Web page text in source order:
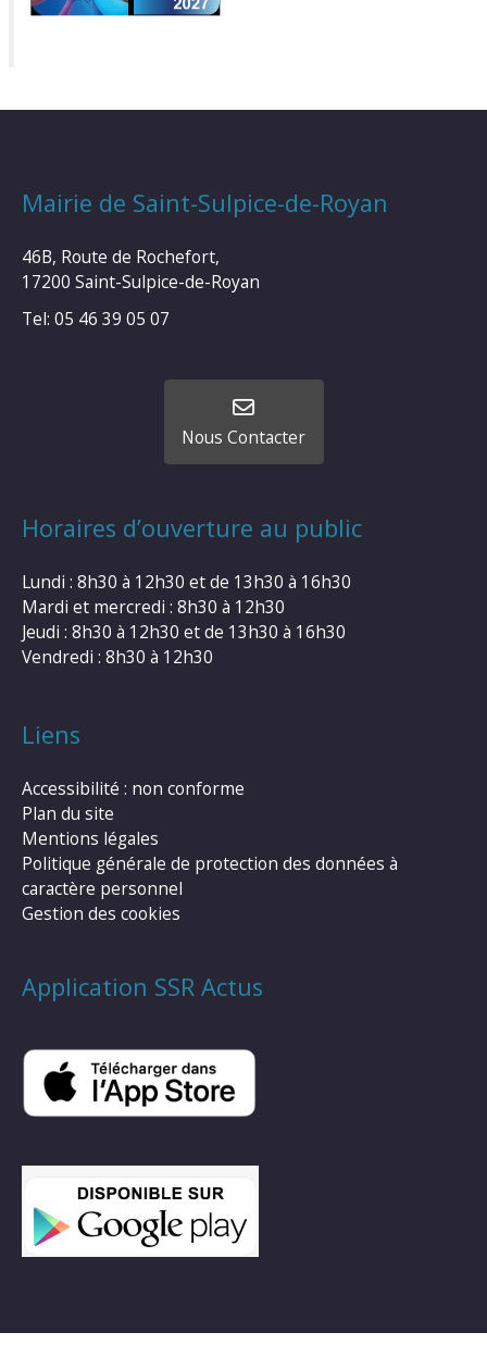
Mairie de Saint-Sulpice-de-Royan
46B, Route de Rochefort,
17200 Saint-Sulpice-de-Royan
Tel: 05 46 39 05 07
Nous Contacter
Horaires d’ouverture au public
Lundi : 8h30 à 12h30 et de 13h30 à 16h30
Mardi et mercredi : 8h30 à 12h30
Jeudi : 8h30 à 12h30 et de 13h30 à 16h30
Vendredi : 8h30 à 12h30
Liens
Accessibilité : non conforme
Plan du site
Mentions légales
Politique générale de protection des données à
caractère personnel
Gestion des cookies
Application SSR Actus